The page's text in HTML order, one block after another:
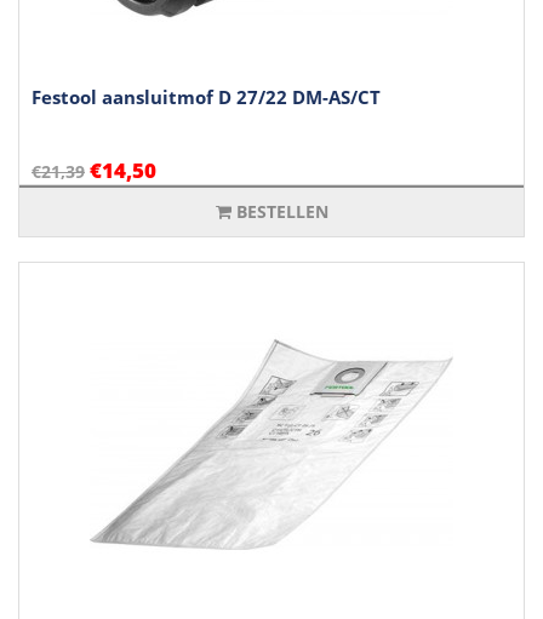
Festool aansluitmof D 27/22 DM-AS/CT
€21,39 €14,50
BESTELLEN